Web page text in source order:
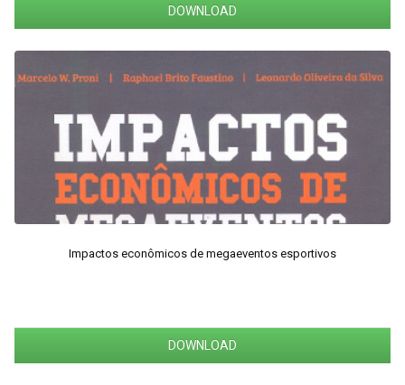
DOWNLOAD
Impactos econômicos de megaeventos esportivos
DOWNLOAD